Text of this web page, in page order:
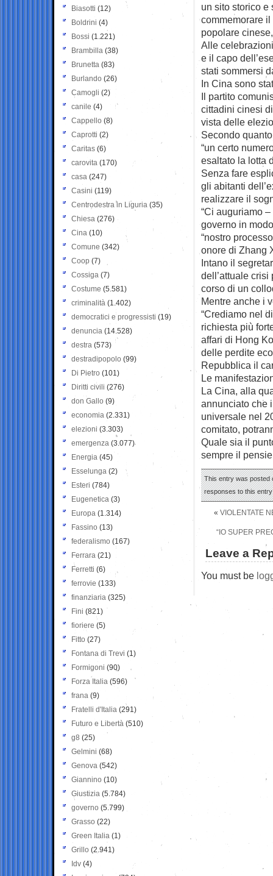
un sito storico
commemorare
popolare
Alle
e il capo
stati sommersi
In Cina sono
Il partito
cittadini cinesi
vista delle
Secondo
“un certo
esaltato la lotta
Senza fare
gli abitanti
realizzare il
“Ci auguriamo
governo in
“nostro
onore di Zhang
Intano il
dell’attuale
corso di un
Mentre anche i
“Crediamo nel
richiesta più
affari di Hong
delle perdite
Repubblica il
Le
La Cina, alla
annunciato che
universale nel
comitato,
Quale sia il
sempre il
This entry was posted
responses to this
« VIOLENTATE
“IO SUPER
Leave a
You must be
Biasotti (12)
Boldrini (4)
Bossi (1.221)
Brambilla (38)
Brunetta (83)
Burlando (26)
Camogli (2)
canile (4)
Cappello (8)
Caprotti (2)
Caritas (6)
carovita (170)
casa (247)
Casini (119)
Centrodestra in Liguria (35)
Chiesa (276)
Cina (10)
Comune (342)
Coop (7)
Cossiga (7)
Costume (5.581)
criminalità (1.402)
democratici e progressisti (19)
denuncia (14.528)
destra (573)
destradipopolo (99)
Di Pietro (101)
Diritti civili (276)
don Gallo (9)
economia (2.331)
elezioni (3.303)
emergenza (3.077)
Energia (45)
Esselunga (2)
Esteri (784)
Eugenetica (3)
Europa (1.314)
Fassino (13)
federalismo (167)
Ferrara (21)
Ferretti (6)
ferrovie (133)
finanziaria (325)
Fini (821)
fioriere (5)
Fitto (27)
Fontana di Trevi (1)
Formigoni (90)
Forza Italia (596)
frana (9)
Fratelli d'Italia (291)
Futuro e Libertà (510)
g8 (25)
Gelmini (68)
Genova (542)
Giannino (10)
Giustizia (5.784)
governo (5.799)
Grasso (22)
Green Italia (1)
Grillo (2.941)
Idv (4)